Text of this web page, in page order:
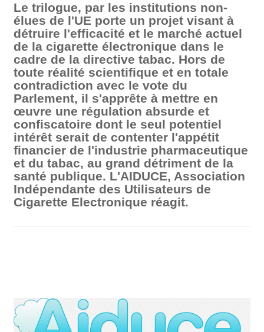
Le trilogue, par les institutions non-
élues de l'UE porte un projet visant à
détruire l'efficacité et le marché actuel
de la cigarette électronique dans le
cadre de la directive tabac. Hors de
toute réalité scientifique et en totale
contradiction avec le vote du
Parlement, il s'apprête à mettre en
œuvre une régulation absurde et
confiscatoire dont le seul potentiel
intérêt serait de contenter l'appétit
financier de l'industrie pharmaceutique
et du tabac, au grand détriment de la
santé publique. L'AIDUCE, Association
Indépendante des Utilisateurs de
Cigarette Electronique réagit.